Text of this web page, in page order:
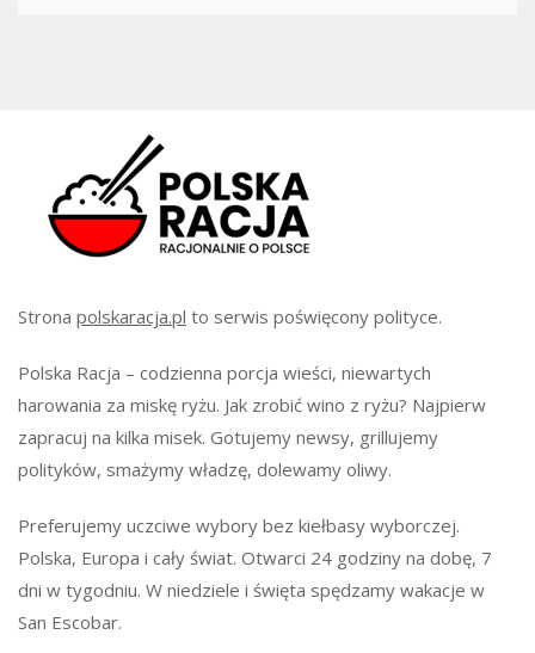
Strona polskaracja.pl to serwis poświęcony polityce.
Polska Racja – codzienna porcja wieści, niewartych
harowania za miskę ryżu. Jak zrobić wino z ryżu? Najpierw
zapracuj na kilka misek. Gotujemy newsy, grillujemy
polityków, smażymy władzę, dolewamy oliwy.
Preferujemy uczciwe wybory bez kiełbasy wyborczej.
Polska, Europa i cały świat. Otwarci 24 godziny na dobę, 7
dni w tygodniu. W niedziele i święta spędzamy wakacje w
San Escobar.